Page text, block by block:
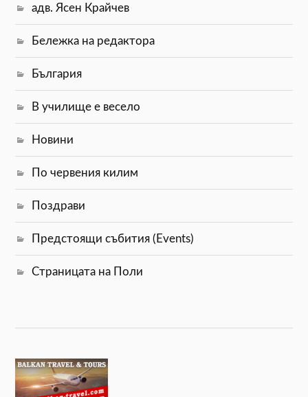
адв. Ясен Крайчев
Бележка на редактора
България
В училище е весело
Новини
По червения килим
Поздрави
Предстоящи събития (Events)
Страницата на Поли